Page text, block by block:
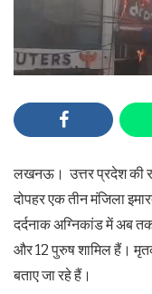
लखनऊ। उत्तर प्रदेश की
दोपहर एक तीन मंजिला
दर्दनाक अग्निकांड में अब
और 12 पुरुष शामिल हैं।
बताए जा रहे हैं।